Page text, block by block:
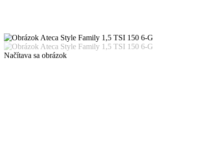
Načítava sa obrázok